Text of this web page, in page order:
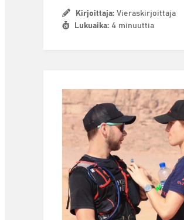
Kirjoittaja: Vieraskirjoittaja
Lukuaika: 4 minuuttia